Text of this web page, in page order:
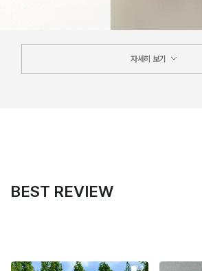
자세히 보기
BEST REVIEW